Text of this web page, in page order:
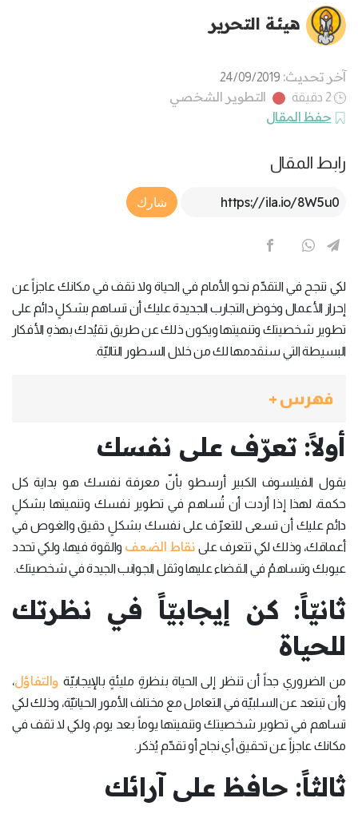
هيئة التحرير
آخر تحديث: 24/09/2019
2 دقيقة
التطوير الشخصي
حفظ المقال
رابط المقال
Article Link
شارك
لكي تنجح في التقدّم نحو الأمام في الحياة ولا تقف في مكانك عاجزاً عن
إحراز الأعمال وخوض التجارب الجديدة عليك أن تساهم بشكلٍ دائم على
تطوير شخصيتك وتنميتها ويكون ذلك عن طريق تقيُدك بهذهِ الأفكار
البسيطة التي سنقدمها لك من خلال السطور التاليّة.
فهرس +
أولاً: تعرّف على نفسك
يقول الفيلسوف الكبير أرسطو بأنّ معرفة نفسك هو بداية كل
حكمة، لهذا إذا أردت أن تُساهم في تطوير نفسك وتنميتها بشكلٍ
دائم عليك أن تسعى للتعرّف على نفسك بشكلٍ دقيق والغوص في
أعماقك، وذلك لكي تتعرف على نقاط الضعف والقوة فيها، ولكي تحدد
عيوبك وتساهمُ في القضاء عليها وثقل الجوانب الجيدة في شخصيتك.
ثانيّاً: كن إيجابيّاً في نظرتك
للحياة
من الضروري جداً أن تنظر إلى الحياة بنظرةٍ مليئةٍ بالإيجابيّة والتفاؤل،
وأن تبتعد عن السلبيّة في التعامل مع مختلف الأمور الحياتيّة، وذلك لكي
تساهم في تطوير شخصيتك وتنميتها يوماً بعد يوم، ولكي لا تقف في
مكانك عاجزاً عن تحقيق أي نجاح أو تقدّم يُذكر.
ثالثاً: حافظ على آرائك